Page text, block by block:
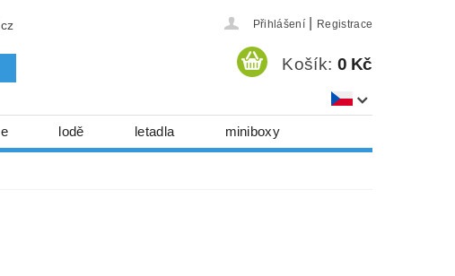
Přihlášení Registrace
Košík: 0 Kč
lodě letadla miniboxy